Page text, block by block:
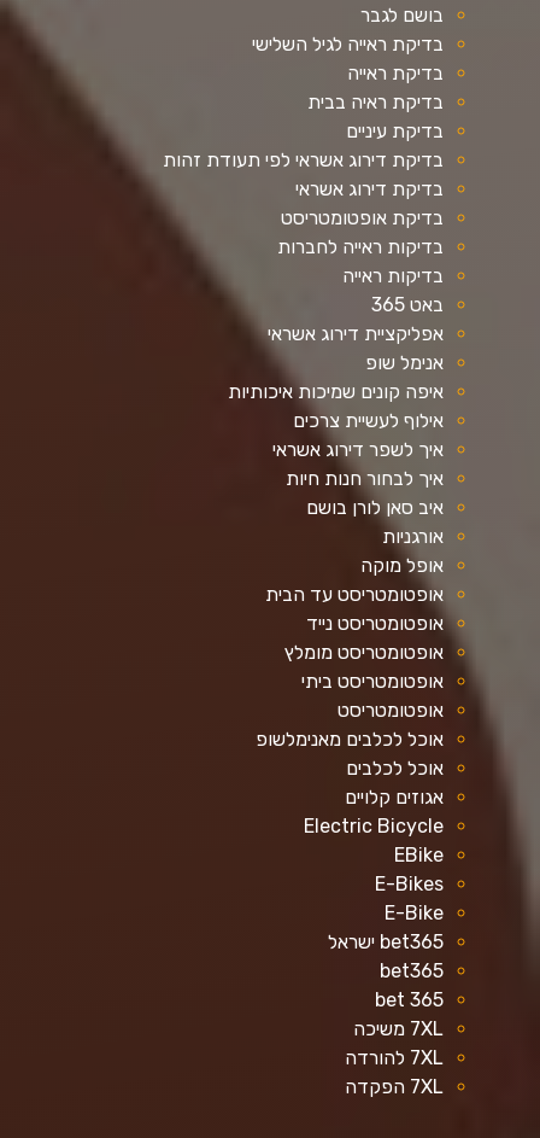
בושם לגבר
בדיקת ראייה לגיל השלישי
בדיקת ראייה
בדיקת ראיה בבית
בדיקת עיניים
בדיקת דירוג אשראי לפי תעודת זהות
בדיקת דירוג אשראי
בדיקת אופטומטריסט
בדיקות ראייה לחברות
בדיקות ראייה
באט 365
אפליקציית דירוג אשראי
אנימל שופ
איפה קונים שמיכות איכותיות
אילוף לעשיית צרכים
איך לשפר דירוג אשראי
איך לבחור חנות חיות
איב סאן לורן בושם
אורגניות
אופל מוקה
אופטומטריסט עד הבית
אופטומטריסט נייד
אופטומטריסט מומלץ
אופטומטריסט ביתי
אופטומטריסט
אוכל לכלבים מאנימלשופ
אוכל לכלבים
אגוזים קלויים
Electric Bicycle
EBike
E-Bikes
E-Bike
bet365 ישראל
bet365
bet 365
7XL משיכה
7XL להורדה
7XL הפקדה